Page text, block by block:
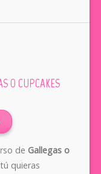
O CUPCAKES
de Gallegas o
quieras